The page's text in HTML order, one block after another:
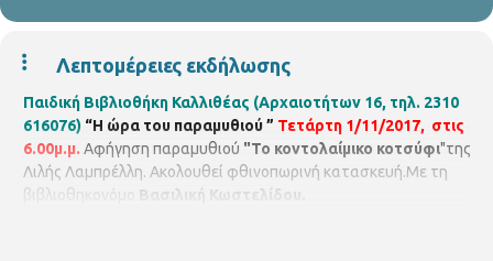
Λεπτομέρειες εκδήλωσης
Παιδική Βιβλιοθήκη Καλλιθέας (Αρχαιοτήτων 16, τηλ. 2310
616076) “H ώρα του παραμυθιού ” Τετάρτη 1/11/2017, στις
6.00μ.μ. Αφήγηση παραμυθιού "Το κοντολαίμικο κοτσύφι"της
Λιλής Λαμπρέλλη. Ακολουθεί φθινοπωρινή κατασκευή.Με τη
βιβλιοθηκονόμο
Βασιλική Κωστελίδου.